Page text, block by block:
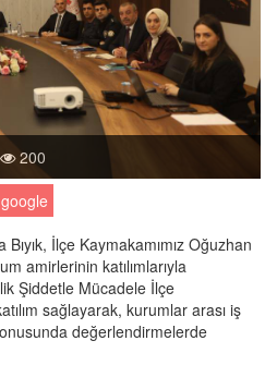
200
google
İlçe Kaymakamımız Oğuzhan
amirlerinin katılımlarıyla
Şiddetle Mücadele İlçe
sağlayarak, kurumlar arası iş
değerlendirmelerde